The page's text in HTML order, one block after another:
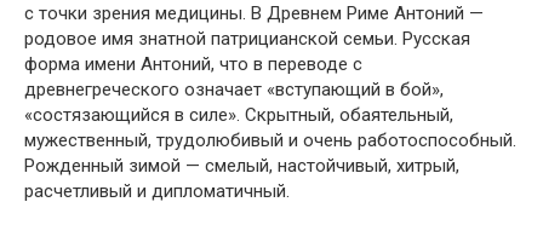
с точки зрения медицины. В Древнем Риме Антоний —
родовое имя знатной патрицианской семьи. Русская
форма имени Антоний, что в переводе с
древнегреческого означает «вступающий в бой»,
«состязающийся в силе». Скрытный, обаятельный,
мужественный, трудолюбивый и очень работоспособный.
Рожденный зимой — смелый, настойчивый, хитрый,
расчетливый и дипломатичный.